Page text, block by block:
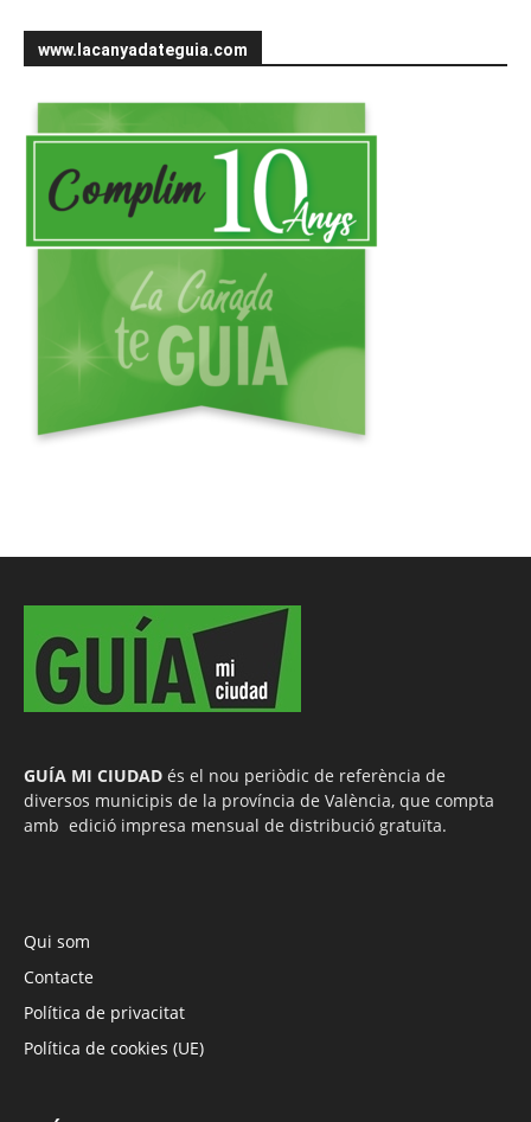
www.lacanyadateguia.com
GUÍA MI CIUDAD és el nou periòdic de referència de
diversos municipis de la província de València, que compta
amb edició impresa mensual de distribució gratuïta.
Qui som
Contacte
Política de privacitat
Política de cookies (UE)